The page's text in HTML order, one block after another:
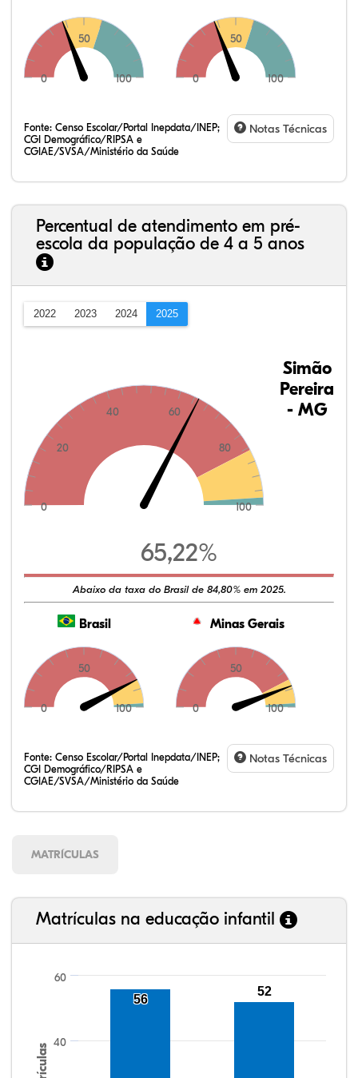
0
50
100 0
50
100
Fonte: Censo Escolar/Portal Inepdata/INEP;
CGI Demográfico/RIPSA e
CGIAE/SVSA/Ministério da Saúde
Notas Técnicas
Percentual de atendimento em pré-
escola da população de 4 a 5 anos
2022 2023 2024 2025
0
20
40 60
80
100
Simão
Pereira
- MG
65,22%
Abaixo da taxa do Brasil de 84,80% em 2025.
Brasil
0
50
100
Minas Gerais
0
50
100
Fonte: Censo Escolar/Portal Inepdata/INEP;
CGI Demográfico/RIPSA e
CGIAE/SVSA/Ministério da Saúde
Notas Técnicas
MATRÍCULAS
Matrículas na educação infantil
40
60
56
52